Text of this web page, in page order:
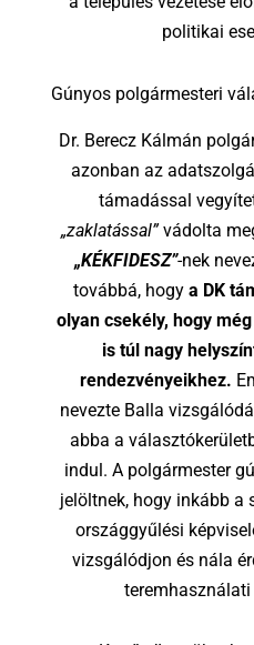
politikai
Gúnyos polgármesteri
Dr. Berecz Kálmán
azonban az
támadással
„zaklatással”vádolta
„KÉKFIDESZ”-nek
továbbá, hogy a DK
olyan csekély, hogy
is túl nagy
rendezvényeikhez.
nevezte Balla
abba a
indul. A polgármester
jelöltnek, hogy inkább a
országgyűlési
vizsgálódjon és nála